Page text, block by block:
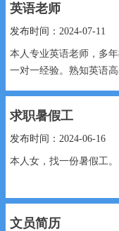
英语老师
发布时间：2024-07-11
本人专业英语老师，多
一对一经验。熟知英语
求职暑假工
发布时间：2024-06-16
本人女，找一份暑假工。
文员简历